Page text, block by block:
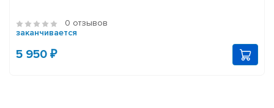
0 отзывов
заканчивается
5 950 ₽